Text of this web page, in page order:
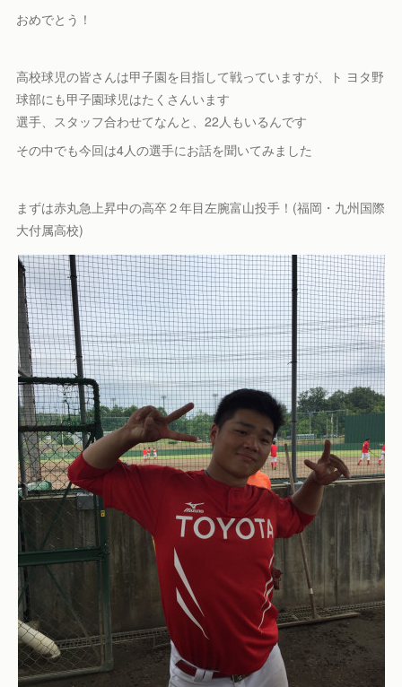
おめでとう！
高校球児の皆さんは甲子園を目指して戦っていますが、ト ヨタ野
球部にも甲子園球児はたくさんいます
選手、スタッフ合わせてなんと、22人もいるんです
その中でも今回は4人の選手にお話を聞いてみました
まずは赤丸急上昇中の高卒２年目左腕富山投手！(福岡・九州国際
大付属高校)